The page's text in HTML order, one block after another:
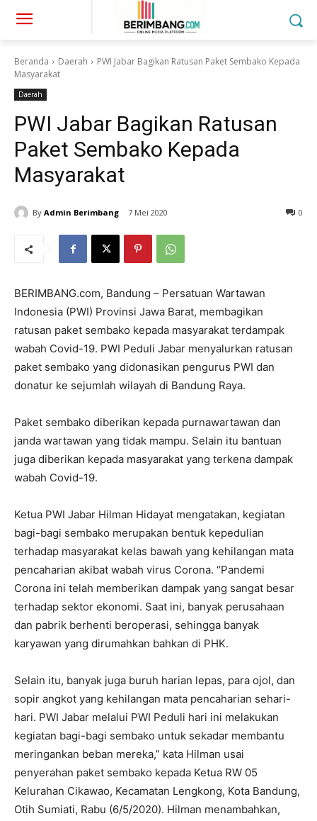
Beranda Daerah
PWI Jabar Bagikan Ratusan Paket Sembako Kepada
Masyarakat
Daerah
PWI Jabar Bagikan Ratusan
Paket Sembako Kepada
Masyarakat
By Admin Berimbang 7 Mei 2020 0
BERIMBANG.com, Bandung – Persatuan Wartawan
Indonesia (PWI) Provinsi Jawa Barat, membagikan
ratusan paket sembako kepada masyarakat terdampak
wabah Covid-19. PWI Peduli Jabar menyalurkan ratusan
paket sembako yang didonasikan pengurus PWI dan
donatur ke sejumlah wilayah di Bandung Raya.
Paket sembako diberikan kepada purnawartawan dan
janda wartawan yang tidak mampu. Selain itu bantuan
juga diberikan kepada masyarakat yang terkena dampak
wabah Covid-19.
Ketua PWI Jabar Hilman Hidayat mengatakan, kegiatan
bagi-bagi sembako merupakan bentuk kepedulian
terhadap masyarakat kelas bawah yang kehilangan mata
pencaharian akibat wabah virus Corona. “Pandemi
Corona ini telah memberikan dampak yang sangat besar
terhadap sektor ekonomi. Saat ini, banyak perusahaan
dan pabrik berhenti beroperasi, sehingga banyak
karyawan yang dirumahkan bahkan di PHK.
Selain itu, banyak juga buruh harian lepas, para ojol, dan
sopir angkot yang kehilangan mata pencaharian sehari-
hari. PWI Jabar melalui PWI Peduli hari ini melakukan
kegiatan bagi-bagi sembako untuk sekadar membantu
meringankan beban mereka,” kata Hilman usai
penyerahan paket sembako kepada Ketua RW 05
Kelurahan Cikawao, Kecamatan Lengkong, Kota Bandung,
Otih Sumiati, Rabu (6/5/2020). Hilman menambahkan,